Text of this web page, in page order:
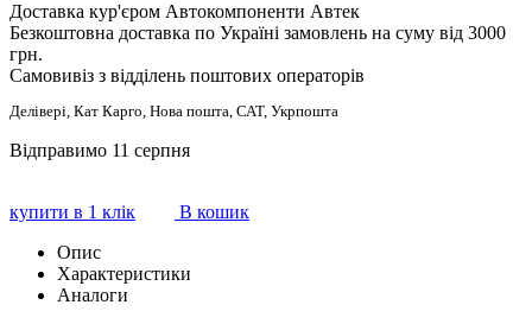
Доставка кур'єром Автокомпоненти Автек
Безкоштовна доставка по Україні замовлень на суму від 3000
грн.
Самовивіз з відділень поштових операторів
Делівері, Кат Карго, Нова пошта, САТ, Укрпошта
Відправимо 11 серпня
купити в 1 клік
В кошик
Опис
Характеристики
Аналоги